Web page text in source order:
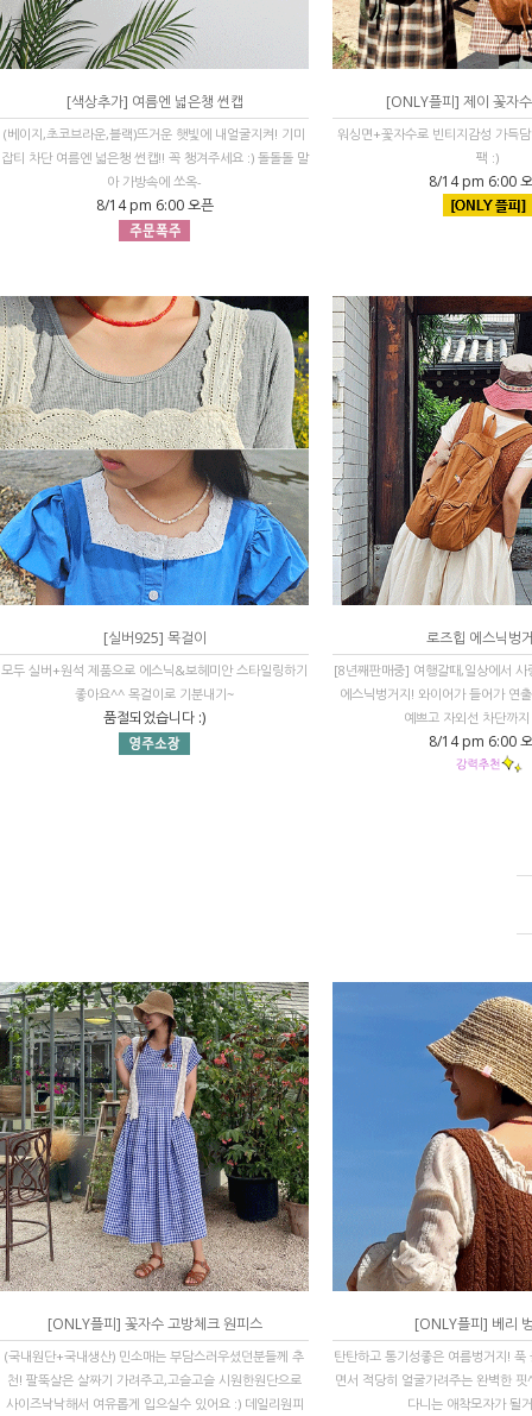
[색상추가] 여름엔 넓은챙 썬캡
(베이지,초코브라운,블랙)뜨거운 햇빛에 내얼굴지켜! 기미
잡티 차단 여름엔 넓은챙 썬캡!! 꼭 챙겨주세요 :) 돌돌돌 말
아 가방속에 쏘옥-
8/14 pm 6:00 오픈
[ONLY플피] 제이 꽃자
워싱면+꽃자수로 빈티지감성 가득
팩 :)
8/14 pm 6:00
[실버925] 목걸이
모두 실버+원석 제품으로 에스닉&보헤미안 스타일링하기
좋아요^^ 목걸이로 기분내기~
품절되었습니다 :)
로즈힙 에스닉벙
[8년째판매중] 여행갈때,일상에서 사
에스닉벙거지! 와이어가 들어가 연
예쁘고 자외선 차단까
8/14 pm 6:00
[ONLY플피] 꽃자수 고방체크 원피스
(국내원단+국내생산) 민소매는 부담스러우셨던분들께 추
천! 팔뚝살은 살짜기 가려주고,고슬고슬 시원한원단으로
사이즈낙낙해서 여유롭게 입으실수 있어요 :) 데일리원피
[ONLY플피] 베리
탄탄하고 통기성좋은 여름벙거지! 푹
면서 적당히 얼굴가려주는 완벽한
다니는 애착모자가 될